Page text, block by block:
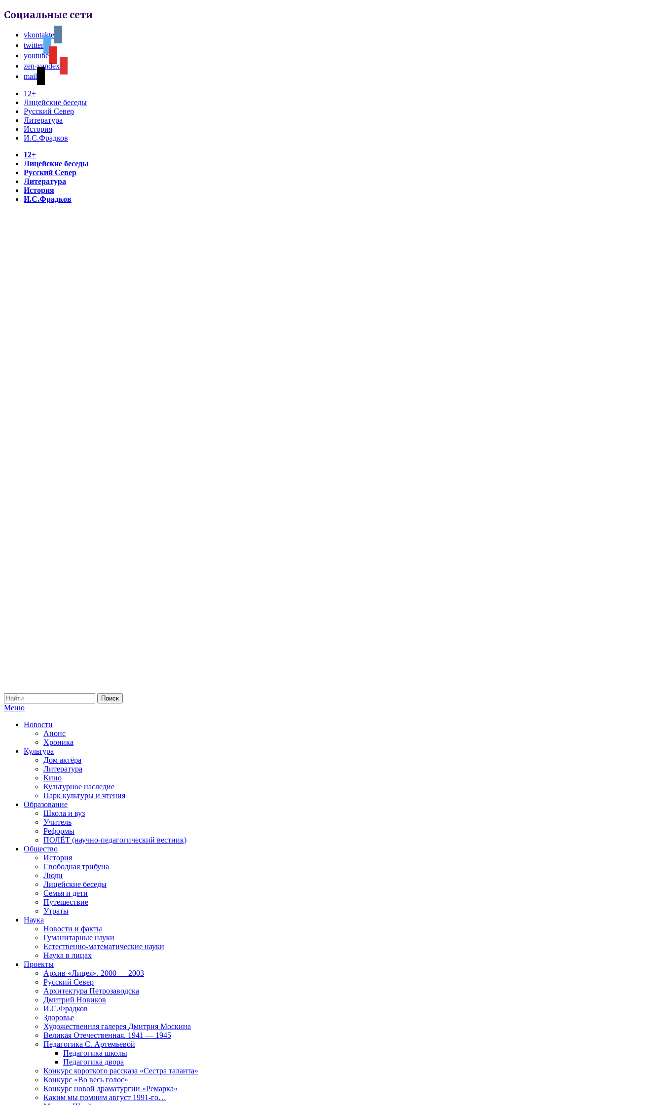
Социальные сети
vkontakte
twitter
youtube
zen-yandex
mail
12+
Лицейские беседы
Русский Север
Литература
История
И.С.Фрадков
12+
Лицейские беседы
Русский Север
Литература
История
И.С.Фрадков
Меню
Новости
Анонс
Хроника
Культура
Дом актёра
Литература
Кино
Культурное наследие
Парк культуры и чтения
Образование
Школа и вуз
Учитель
Реформы
ПОЛЁТ (научно-педагогический вестник)
Общество
История
Свободная трибуна
Люди
Лицейские беседы
Семья и дети
Путешествие
Утраты
Наука
Новости и факты
Гуманитарные науки
Естественно-математические науки
Наука в лицах
Проекты
Архив «Лицея». 2000 — 2003
Русский Север
Архитектура Петрозаводска
Дмитрий Новиков
И.С.Фрадков
Здоровье
Художественная галерея Дмитрия Москина
Великая Отечественная. 1941 — 1945
Педагогика С. Артемьевой
Педагогика школы
Педагогика двора
Конкурс короткого рассказа «Сестра таланта»
Конкурс «Во весь голос»
Конкурс новой драматургии «Ремарка»
Каким мы помним август 1991-го…